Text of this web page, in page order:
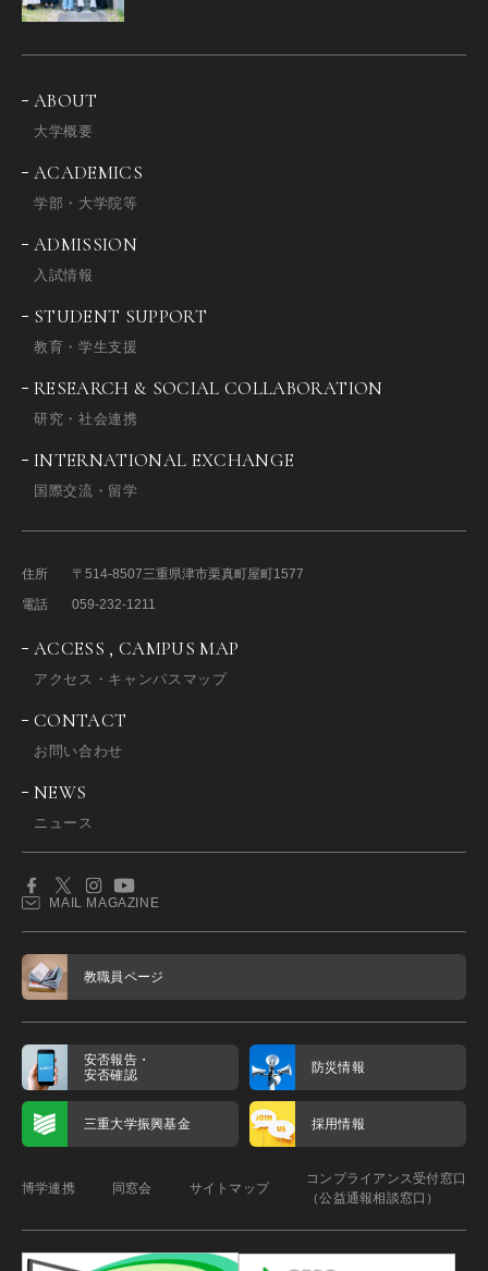
ABOUT
大学概要
ACADEMICS
学部・大学院等
ADMISSION
入試情報
STUDENT SUPPORT
教育・学生支援
RESEARCH & SOCIAL COLLABORATION
研究・社会連携
INTERNATIONAL EXCHANGE
国際交流・留学
住所 〒514-8507三重県津市栗真町屋町1577
電話
059-232-1211
ACCESS , CAMPUS MAP
アクセス・キャンパスマップ
CONTACT
お問い合わせ
NEWS
ニュース
MAIL MAGAZINE
教職員ページ
安否報告・
安否確認
防災情報
三重大学振興基金 採用情報
博学連携 同窓会 サイトマップ
コンプライアンス受付窓口
（公益通報相談窓口）